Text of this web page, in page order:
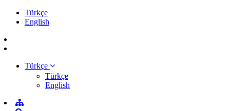
Türkçe
English
Türkçe
Türkçe
English